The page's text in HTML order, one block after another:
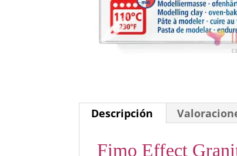
Descripción
Fimo Effect